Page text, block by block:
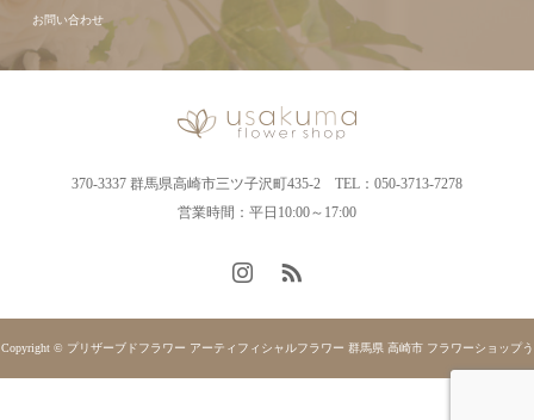
お問い合わせ
370-3337 群馬県高崎市三ツ子沢町435-2 TEL：050-3713-7278
営業時間：平日10:00～17:00
Copyright © プリザーブドフラワー アーティフィシャルフラワー 群馬県 高崎市 フラワーショップう